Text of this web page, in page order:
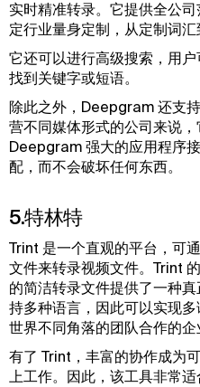
实时精准转录。它提供全公
定行业量身定制，从定制词汇
它还可以进行高级搜索，用
找到关键字或短语。
除此之外，Deepgram 还支
营不同媒体形式的公司来说，
Deepgram 强大的应用程序
配，而不会破坏任何东西。
5.特林特
Trint 是一个直观的平台，可
文件来转录视频文件。Trint
的简洁转录文件提供了一种
持多种语言，因此可以实现
世界不同角落的团队合作的企
有了 Trint，丰富的协作成为
上工作。因此，该工具非常